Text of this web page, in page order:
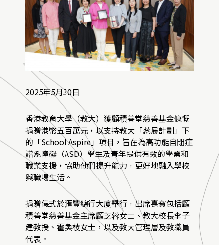
2025年5月30日
香港教育大學（教大）獲顧積善堂慈善基金慷慨
捐贈港幣五百萬元，以支持教大「蕊展計劃」下
的「School Aspire」項目，旨在為高功能自閉症
譜系障礙（ASD）學生及青年提供有效的學業和
職業支援，協助他們提升能力，更好地融入學校
與職場生活。
捐贈儀式於滙豐總行大廈舉行，出席嘉賓包括顧
積善堂慈善基金主席顧芝蓉女士、教大校長李子
建教授、霍奐枝女士，以及教大管理層及教職員
代表。